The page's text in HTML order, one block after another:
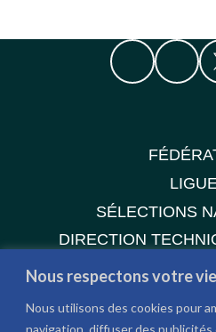
Nous respectons votre
Nous utilisons des cookies pour
navigation, diffuser des
SÉLECTIONS
DIRECTION